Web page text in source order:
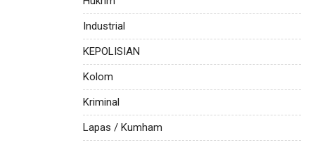
Industrial
KEPOLISIAN
Kolom
Kriminal
Lapas / Kumham